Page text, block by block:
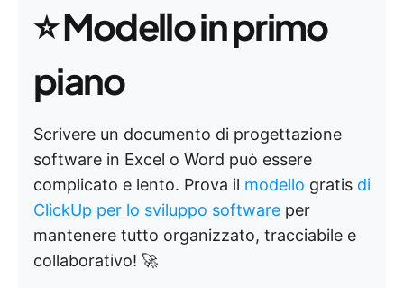
⭐Modello in primo
piano
Scrivere un documento di progettazione
software in Excel o Word può essere
complicato e lento. Prova il modello gratis di
ClickUp per lo sviluppo software per
mantenere tutto organizzato, tracciabile e
collaborativo! 🚀